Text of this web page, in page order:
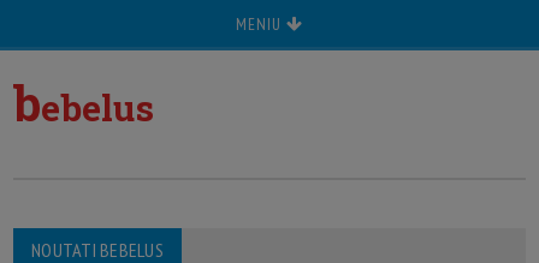
MENIU
bebelus
NOUTATI BEBELUS